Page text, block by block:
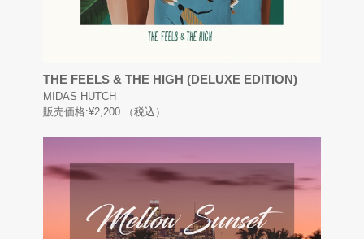
THE FEELS & THE HIGH (DELUXE EDITION)
MIDAS HUTCH
販売価格:¥2,200 （税込）